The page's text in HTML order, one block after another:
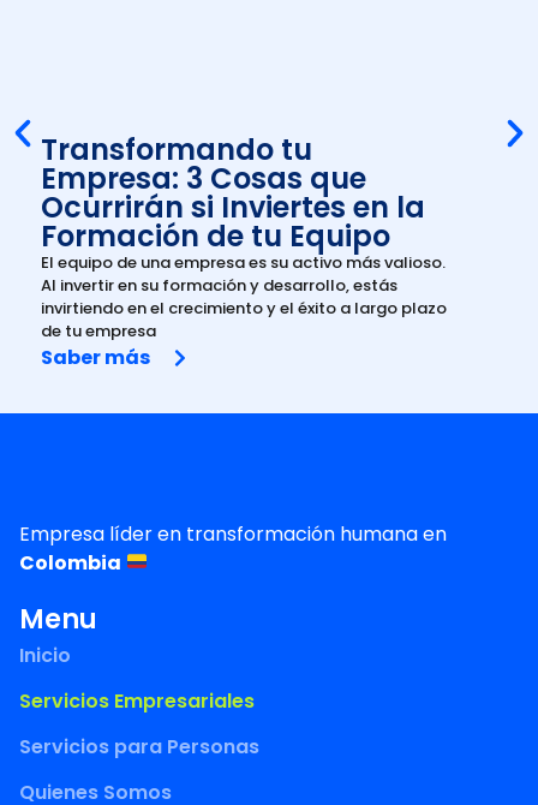
Transformando tu
Empresa: 3 Cosas que
Ocurrirán si Inviertes en la
Formación de tu Equipo
El equipo de una empresa es su activo más valioso.
Al invertir en su formación y desarrollo, estás
invirtiendo en el crecimiento y el éxito a largo plazo
de tu empresa
Saber más
Empresa líder en transformación humana en
Colombia
Menu
Inicio
Servicios Empresariales
Servicios para Personas
Quienes Somos